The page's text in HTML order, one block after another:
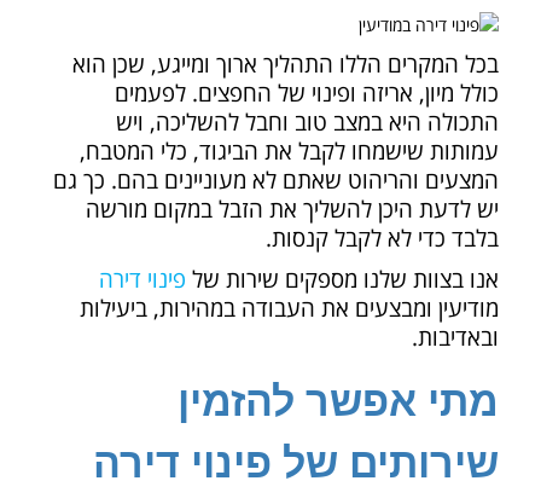
בכל המקרים הללו התהליך ארוך ומייגע, שכן הוא
כולל מיון, אריזה ופינוי של החפצים. לפעמים
התכולה היא במצב טוב וחבל להשליכה, ויש
עמותות שישמחו לקבל את הביגוד, כלי המטבח,
המצעים והריהוט שאתם לא מעוניינים בהם. כך גם
יש לדעת היכן להשליך את הזבל במקום מורשה
בלבד כדי לא לקבל קנסות.
אנו בצוות שלנו מספקים שירות של פינוי דירה
מודיעין ומבצעים את העבודה במהירות, ביעילות
ובאדיבות.
מתי אפשר להזמין
שירותים של פינוי דירה